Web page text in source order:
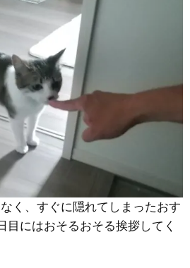
く、すぐに隠れてしまったおす
目にはおそるおそる挨拶してく